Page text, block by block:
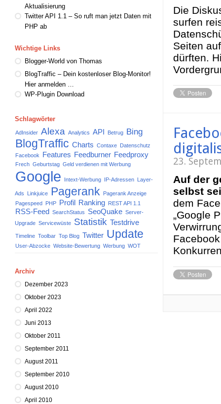
Aktualisierung
Twitter API 1.1 – So ruft man jetzt Daten mit
PHP ab
Wichtige Links
Blogger-World von Thomas
BlogTraffic – Dein kostenloser Blog-Monitor!
Hier anmelden …
WP-Plugin Download
Schlagwörter
AdInsider Alexa Analytics API Betrug Bing
BlogTraffic Charts Contaxe Datenschutz
Facebook
Features Feedburner Feedproxy
Frech Geburtstag Geld verdienen mit Werbung
Google Intext-Werbung IP-Adressen Layer-
Ads Linkjuice Pagerank
Pagerank Anzeige
Pagespeed PHP Profil Ranking REST API 1.1
RSS-Feed SearchStatus SeoQuake Server-
Upgrade Servicewüste Statistik Testdrive
Timeline Toolbar Top Blog Twitter Update
User-Abzocke Website-Bewertung Werbung WOT
Archiv
Dezember 2023
Oktober 2023
April 2022
Juni 2013
Oktober 2011
September 2011
August 2011
September 2010
August 2010
April 2010
Die
surfen
Seiten
dürften.
23.
Auf der
selbst
dem
„Google